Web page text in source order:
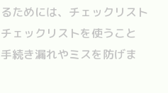
ためには、チェックリスト
ェックリストを使うこと
続き漏れやミスを防げま